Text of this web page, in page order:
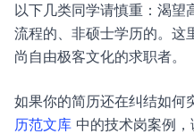
以下几类同学请慎重：渴望
流程的、非硕士学历的。这
尚自由极客文化的求职者。
如果你的简历还在纠结如何
历范文库 中的技术岗案例